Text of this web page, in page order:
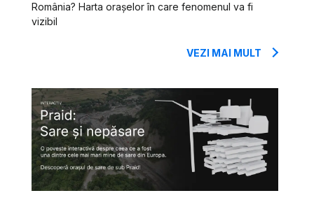
România? Harta orașelor în care fenomenul va fi
vizibil
VEZI MAI MULT